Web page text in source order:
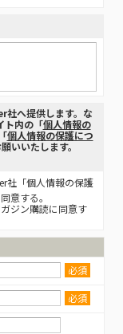
社へ提供します。な
ト内の「個人情報の
個人情報の保護につ
いいたします。
社「個人情報の保護
意する。
ジン購読に同意す
必須
必須